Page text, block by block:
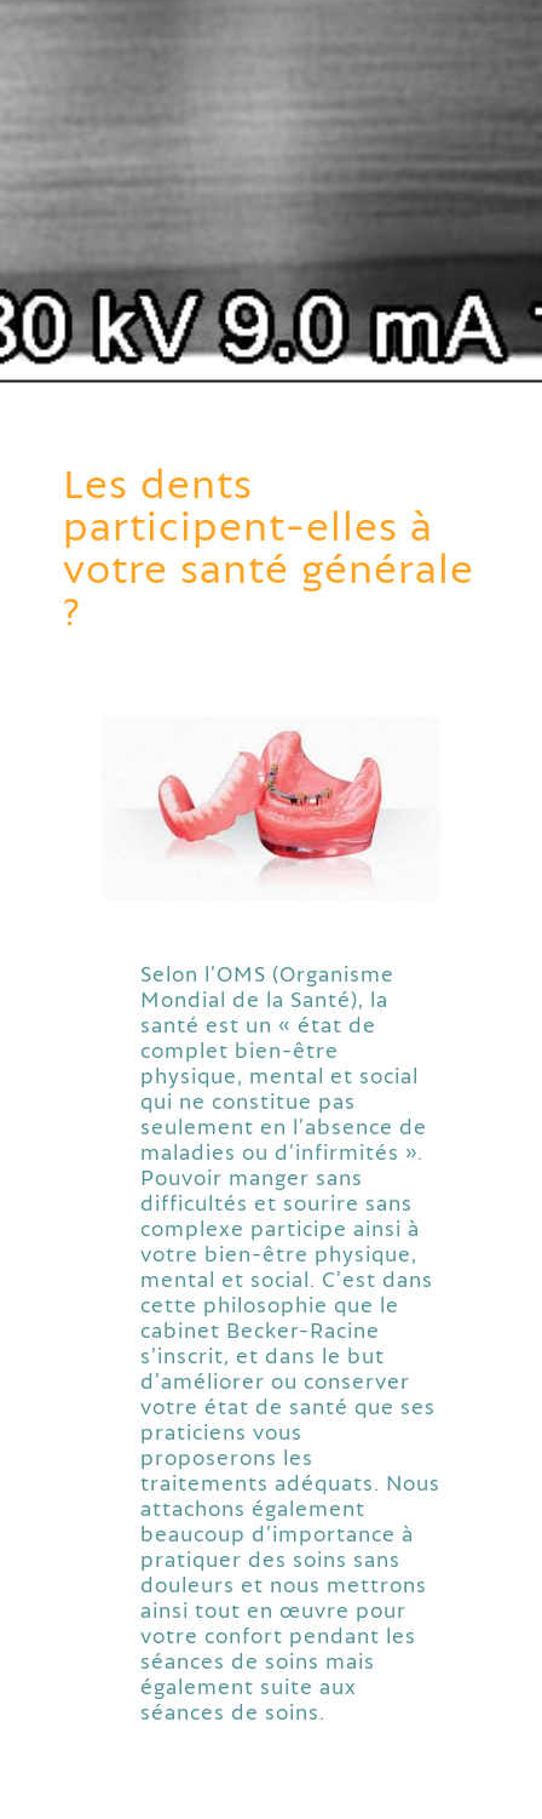
Les dents
participent-elles à
votre santé générale
?
Selon l’OMS (Organisme
Mondial de la Santé), la
santé est un « état de
complet bien-être
physique, mental et social
qui ne constitue pas
seulement en l’absence de
maladies ou d’infirmités ».
Pouvoir manger sans
difficultés et sourire sans
complexe participe ainsi à
votre bien-être physique,
mental et social. C’est dans
cette philosophie que le
cabinet Becker-Racine
s’inscrit, et dans le but
d’améliorer ou conserver
votre état de santé que ses
praticiens vous
proposerons les
traitements adéquats. Nous
attachons également
beaucoup d’importance à
pratiquer des soins sans
douleurs et nous mettrons
ainsi tout en œuvre pour
votre confort pendant les
séances de soins mais
également suite aux
séances de soins.